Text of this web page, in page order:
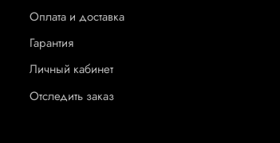
Оплата и доставка
Гарантия
Личный кабинет
Отследить заказ